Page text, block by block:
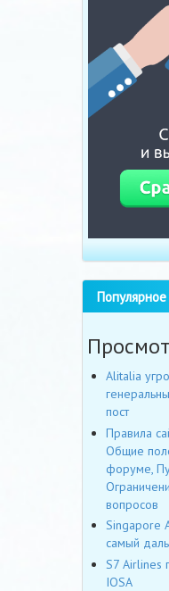
Alitalia
пост
Правила
Общие
форуме,
вопросов
Singapore
самый
S7 Airlines
IOSA